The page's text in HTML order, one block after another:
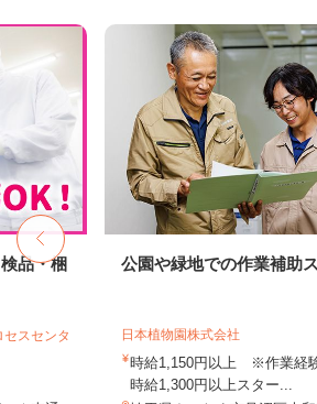
品・梱
スセンタ
公園や緑地での作業補助
日本植物園株式会社
時給1,150円以上 ※作業経
時給1,300円以上スター...